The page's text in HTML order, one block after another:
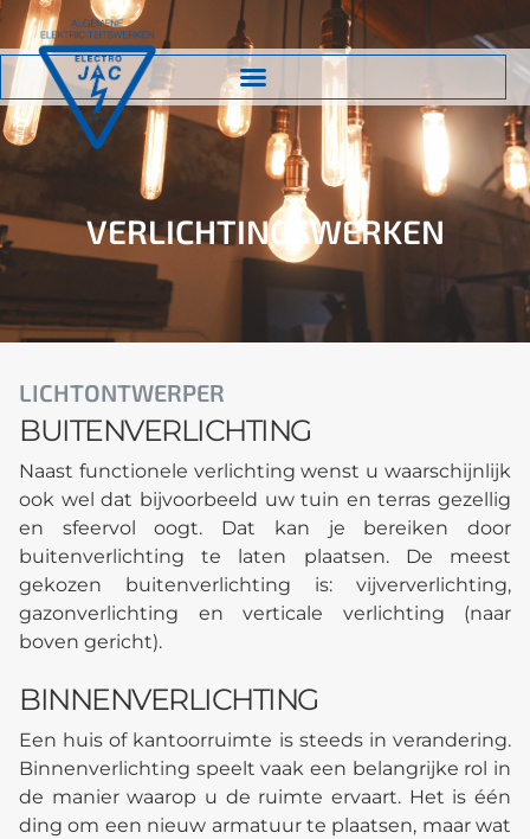
VERLICHTINGSWERKEN
LICHTONTWERPER
BUITENVERLICHTING
Naast functionele verlichting wenst u waarschijnlijk
ook wel dat bijvoorbeeld uw tuin en terras gezellig
en sfeervol oogt. Dat kan je bereiken door
buitenverlichting te laten plaatsen. De meest
gekozen buitenverlichting is: vijververlichting,
gazonverlichting en verticale verlichting (naar
boven gericht).
BINNENVERLICHTING
Een huis of kantoorruimte is steeds in verandering.
Binnenverlichting speelt vaak een belangrijke rol in
de manier waarop u de ruimte ervaart. Het is één
ding om een nieuw armatuur te plaatsen, maar wat